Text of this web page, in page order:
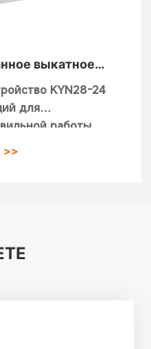
выкатное
KYN28-24
для
работы,
предотвращение
выключателя
высокого